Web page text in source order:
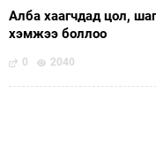
Алба хаагчдад цол,
хэмжээ боллоо
0 2040